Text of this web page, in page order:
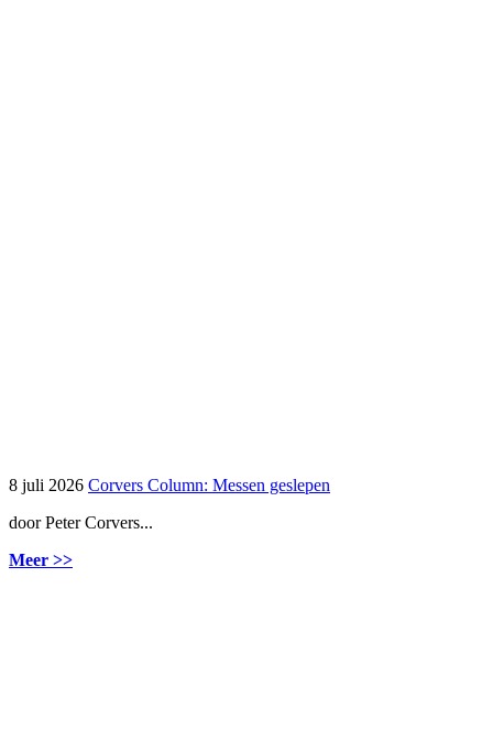
8 juli 2026 Corvers Column: Messen geslepen
door Peter Corvers...
Meer >>